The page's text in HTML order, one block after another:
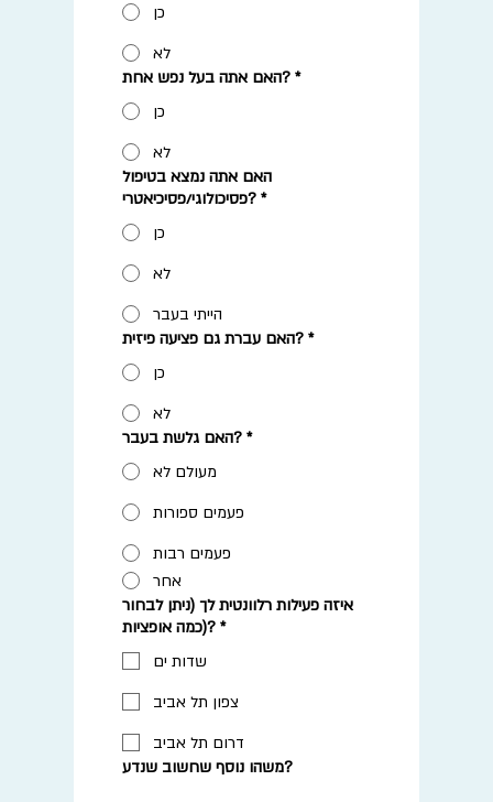
כן
לא
האם אתה בעל נפש אחת? *
כן
לא
האם אתה נמצא בטיפול
פסיכולוגי/פסיכיאטרי? *
כן
לא
הייתי בעבר
האם עברת גם פציעה פיזית? *
כן
לא
האם גלשת בעבר? *
מעולם לא
פעמים ספורות
פעמים רבות
אחר
איזה פעילות רלוונטית לך (ניתן לבחור
כמה אופציות)? *
שדות ים
צפון תל אביב
דרום תל אביב
משהו נוסף שחשוב שנדע?